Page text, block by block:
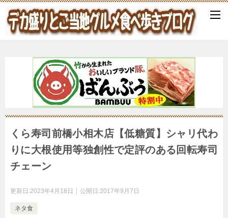
くら寿司前橋小相木店【低糖質】シャリ代わ
りに大根使用等独創性で定評のある回転寿司
チェーン
更新日:2023年4月18日 公開日:2017年9月7日
ネタ食